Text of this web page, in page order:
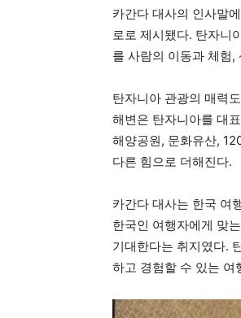
카간다 대사의 인사말
로로 제시됐다. 탄자니
를 사람의 이동과 체험
탄자니아 관광의 매력
해변은 탄자니아를 대
해양공원, 문화유산,
다른 힘으로 더해진다.
카간다 대사는 한국 여
한국인 여행자에게 맞
기대한다는 취지였다.
하고 경험할 수 있는 여